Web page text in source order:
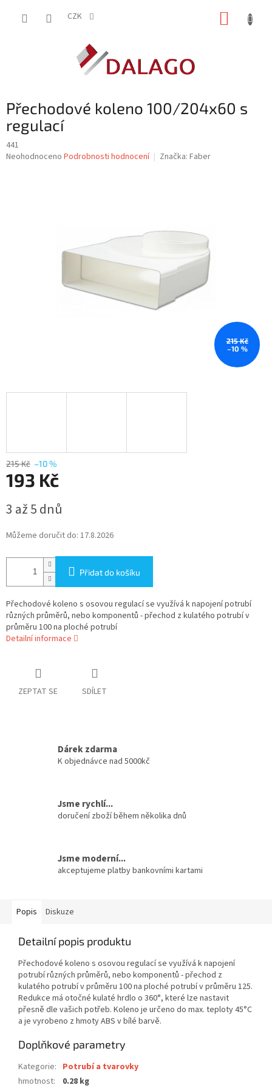
CZK
Přechodové koleno 100/204x60 s
regulací
441
Průměrné
Neohodnoceno Podrobnosti hodnocení Značka: Faber
215 Kč
–10 %
215 Kč –10 %
193 Kč
cena:
3 až 5 dnů
Můžeme doručit do: 17.8.2026
Přidat do košíku
Přechodové koleno s osovou regulací se využívá k napojení potrubí
různých průměrů, nebo komponentů - přechod z kulatého potrubí v
průměru 100 na ploché potrubí
Detailní informace
ZEPTAT SE SDÍLET
Dárek zdarma
K objednávce nad 5000kč
Jsme rychlí...
doručení zboží během několika dnů
Jsme moderní...
akceptujeme platby bankovními kartami
Popis Diskuze
Detailní popis produktu
Přechodové koleno s osovou regulací se využívá k napojení
potrubí různých průměrů, nebo komponentů - přechod z
kulatého potrubí v průměru 100 na ploché potrubí v průměru 125.
Redukce má otočné kulaté hrdlo o 360°, které lze nastavit
přesně dle vašich potřeb. Koleno je určeno do max. teploty 45°C
a je vyrobeno z hmoty ABS v bílé barvě.
Doplňkové parametry
Kategorie: Potrubí a tvarovky
hmotnost: 0.28 kg